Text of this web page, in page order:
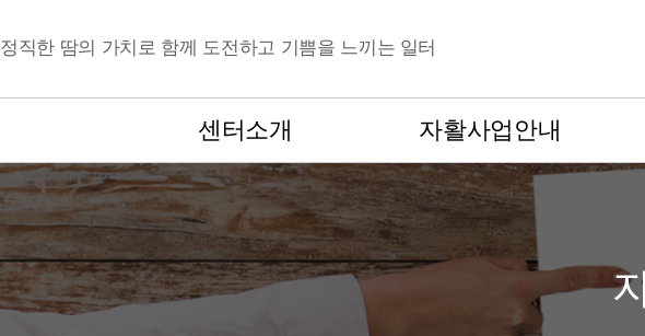
정직한 땀의 가치로 함께 도전하고 기쁨을 느끼는 일터
센터소개
센터소개
법인소개
연혁
조직 및 업무소개
자활사업안내
자활사업
자활근로사업
자활사례관리사업
-